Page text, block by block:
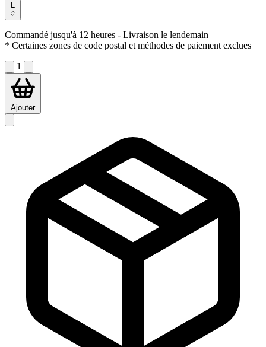
L
Commandé jusqu'à 12 heures - Livraison le lendemain
* Certaines zones de code postal et méthodes de paiement exclues
1
Ajouter